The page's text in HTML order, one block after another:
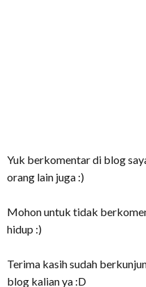
Yuk berkomentar di blog
orang lain juga :)
Mohon untuk tidak
hidup :)
Terima kasih sudah
blog kalian ya :D